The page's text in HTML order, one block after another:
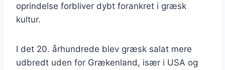
oprindelse forbliver dybt forankret i græsk
kultur.
I det 20. århundrede blev græsk salat mere
udbredt uden for Grækenland, især i USA og